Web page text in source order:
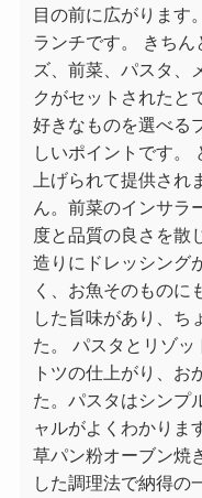
目の前に広がります
ランチです。 きち
ズ、前菜、パスタ、
クがセットされたと
好きなものを選べる
しいポイントです。
上げられて提供さ
ん。前菜のインサラ
度と品質の良さを散
造りにドレッシング
く、お魚そのものに
した旨味があり、ち
た。 パスタとリゾ
トツの仕上がり、お
た。パスタはシンプ
ャルがよくわかりま
草パン粉オーブン焼
した調理法で納得の